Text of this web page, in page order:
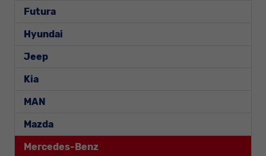
Futura
Hyundai
Jeep
Kia
MAN
Mazda
Mercedes-Benz